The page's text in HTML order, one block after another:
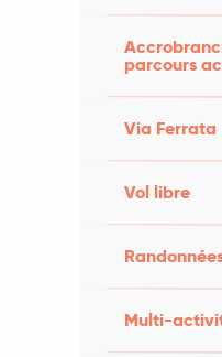
parcours
Via Ferrata
Vol libre
Multi-
jusqu’à 12 ans